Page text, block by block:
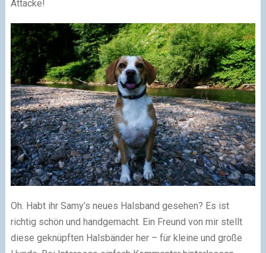
Attacke!
Oh. Habt ihr Samy’s neues Halsband gesehen? Es ist
richtig schön und handgemacht. Ein Freund von mir stellt
diese geknüpften Halsbänder her – für kleine und große